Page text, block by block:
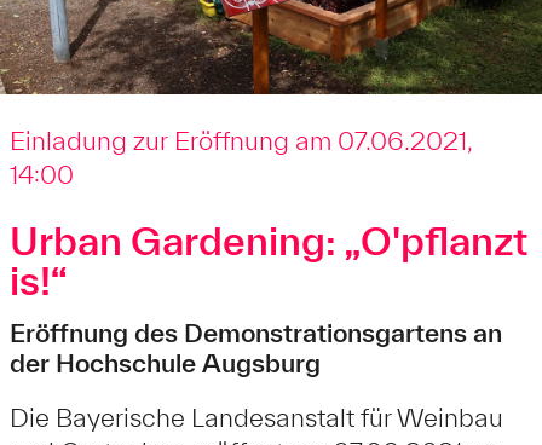
Einladung zur Eröffnung am 07.06.2021,
14:00
Urban Gardening: „O'pflanzt
is!“
Eröffnung des Demonstrationsgartens an
der Hochschule Augsburg
Die Bayerische Landesanstalt für Weinbau